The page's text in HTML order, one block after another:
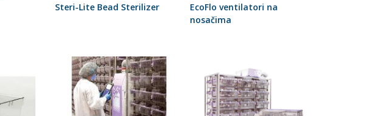
Steri-Lite Bead Sterilizer
EcoFlo ventilatori na
nosačima